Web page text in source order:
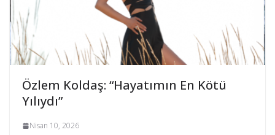
Özlem Koldaş: “Hayatımın En Kötü
Yılıydı”
Nisan 10, 2026